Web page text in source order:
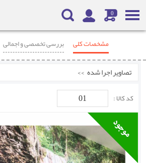
0
مشخصات کلی بررسی تخصصی و اجمالی
تصاویر اجرا شده >>
کد کالا : 01